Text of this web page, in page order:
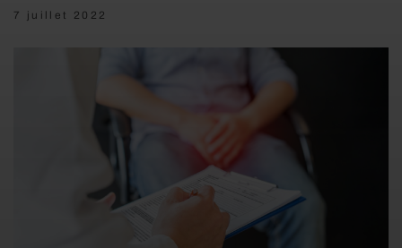
7 juillet 2022